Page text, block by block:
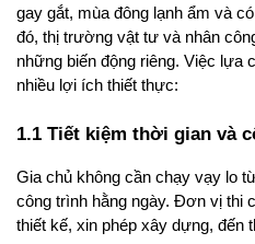
gay gắt, mùa đông lạnh ẩm và
đó, thị trường vật tư và nhân
những biến động riêng. Việc lựa
nhiều lợi ích thiết thực:
1.1 Tiết kiệm thời gian và
Gia chủ không cần chạy vạy lo
công trình hằng ngày. Đơn vị thi
thiết kế, xin phép xây dựng, đến